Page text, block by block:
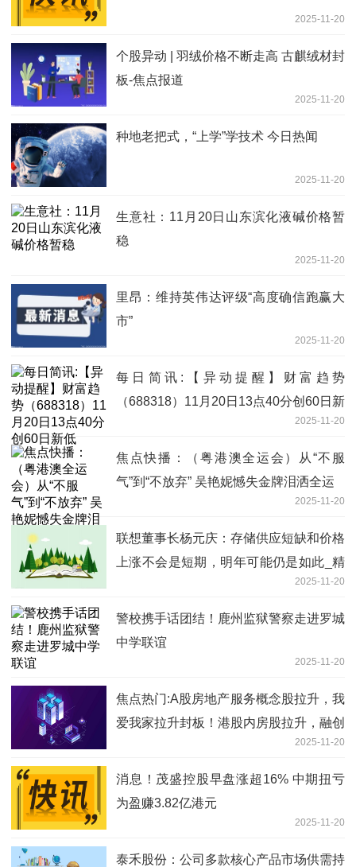
2025-11-20
个股异动 | 羽绒价格不断走高 古麒绒材封
板-焦点报道
2025-11-20
种地老把式，“上学”学技术 今日热闻
2025-11-20
生意社：11月20日山东滨化液碱价格暂
稳
2025-11-20
里昂：维持英伟达评级“高度确信跑赢大
市”
2025-11-20
每日简讯:【异动提醒】财富趋势
（688318）11月20日13点40分创60日新
2025-11-20
焦点快播：（粤港澳全运会）从“不服
气”到“不放弃” 吴艳妮憾失金牌泪洒全运
2025-11-20
联想董事长杨元庆：存储供应短缺和价格
上涨不会是短期，明年可能仍是如此_精
2025-11-20
警校携手话团结！鹿州监狱警察走进罗城
中学联谊
2025-11-20
焦点热门:A股房地产服务概念股拉升，我
爱我家拉升封板！港股内房股拉升，融创
中国涨超7%，碧桂园涨超5%，远洋集团
涨超4%
2025-11-20
消息！茂盛控股早盘涨超16% 中期扭亏
为盈赚3.82亿港元
2025-11-20
泰禾股份：公司多款核心产品市场供需持